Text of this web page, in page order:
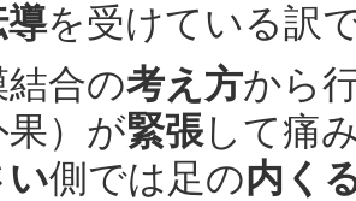
導を受けている訳
合の考え方から
果）が緊張して痛
い側では足の内く